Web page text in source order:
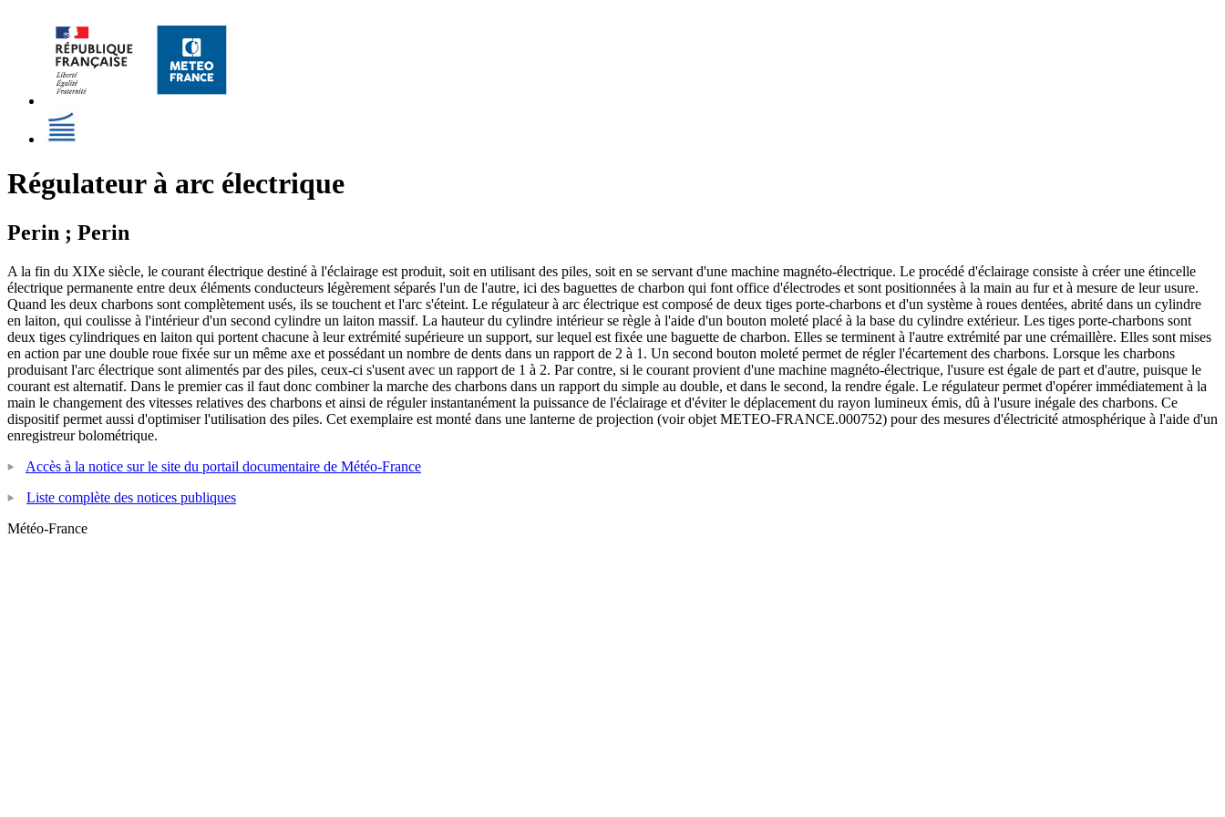
Régulateur à arc électrique
Perin ; Perin
A la fin du XIXe siècle, le courant électrique destiné à l'éclairage est produit, soit en utilisant des piles, soit en se servant d'une machine magnéto-électrique. Le procédé d'éclairage consiste à créer une étincelle
électrique permanente entre deux éléments conducteurs légèrement séparés l'un de l'autre, ici des baguettes de charbon qui font office d'électrodes et sont positionnées à la main au fur et à mesure de leur usure.
Quand les deux charbons sont complètement usés, ils se touchent et l'arc s'éteint. Le régulateur à arc électrique est composé de deux tiges porte-charbons et d'un système à roues dentées, abrité dans un cylindre
en laiton, qui coulisse à l'intérieur d'un second cylindre un laiton massif. La hauteur du cylindre intérieur se règle à l'aide d'un bouton moleté placé à la base du cylindre extérieur. Les tiges porte-charbons sont
deux tiges cylindriques en laiton qui portent chacune à leur extrémité supérieure un support, sur lequel est fixée une baguette de charbon. Elles se terminent à l'autre extrémité par une crémaillère. Elles sont mises
en action par une double roue fixée sur un même axe et possédant un nombre de dents dans un rapport de 2 à 1. Un second bouton moleté permet de régler l'écartement des charbons. Lorsque les charbons
produisant l'arc électrique sont alimentés par des piles, ceux-ci s'usent avec un rapport de 1 à 2. Par contre, si le courant provient d'une machine magnéto-électrique, l'usure est égale de part et d'autre, puisque le
courant est alternatif. Dans le premier cas il faut donc combiner la marche des charbons dans un rapport du simple au double, et dans le second, la rendre égale. Le régulateur permet d'opérer immédiatement à la
main le changement des vitesses relatives des charbons et ainsi de réguler instantanément la puissance de l'éclairage et d'éviter le déplacement du rayon lumineux émis, dû à l'usure inégale des charbons. Ce
dispositif permet aussi d'optimiser l'utilisation des piles. Cet exemplaire est monté dans une lanterne de projection (voir objet METEO-FRANCE.000752) pour des mesures d'électricité atmosphérique à l'aide d'un
enregistreur bolométrique.
Accès à la notice sur le site du portail documentaire de Météo-France
Liste complète des notices publiques
Météo-France